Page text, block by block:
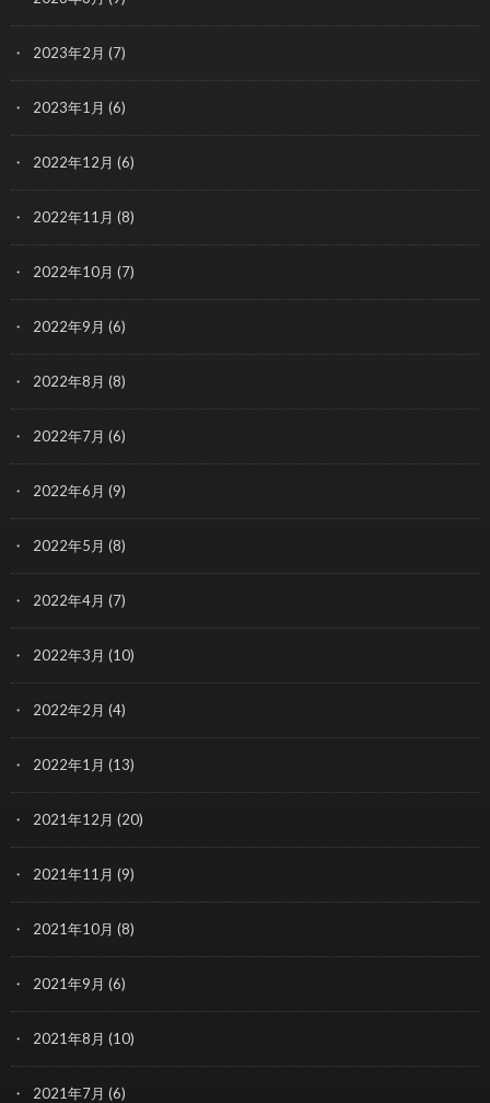
2023年2月 (7)
2023年1月 (6)
2022年12月 (6)
2022年11月 (8)
2022年10月 (7)
2022年9月 (6)
2022年8月 (8)
2022年7月 (6)
2022年6月 (9)
2022年5月 (8)
2022年4月 (7)
2022年3月 (10)
2022年2月 (4)
2022年1月 (13)
2021年12月 (20)
2021年11月 (9)
2021年10月 (8)
2021年9月 (6)
2021年8月 (10)
2021年7月 (6)